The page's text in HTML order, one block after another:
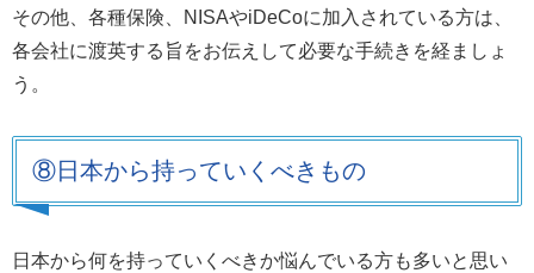
その他、各種保険、NISAやiDeCoに加入されている方は、
各会社に渡英する旨をお伝えして必要な手続きを経ましょ
う。
⑧日本から持っていくべきもの
日本から何を持っていくべきか悩んでいる方も多いと思い